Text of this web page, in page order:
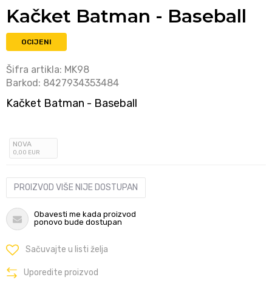
Kačket Batman - Baseball
OCIJENI
Šifra artikla: MK98
Barkod: 8427934353484
Kačket Batman - Baseball
NOVA
0,00 EUR
PROIZVOD VIŠE NIJE DOSTUPAN
Obavesti me kada proizvod
ponovo bude dostupan
Sačuvajte u listi želja
Uporedite proizvod